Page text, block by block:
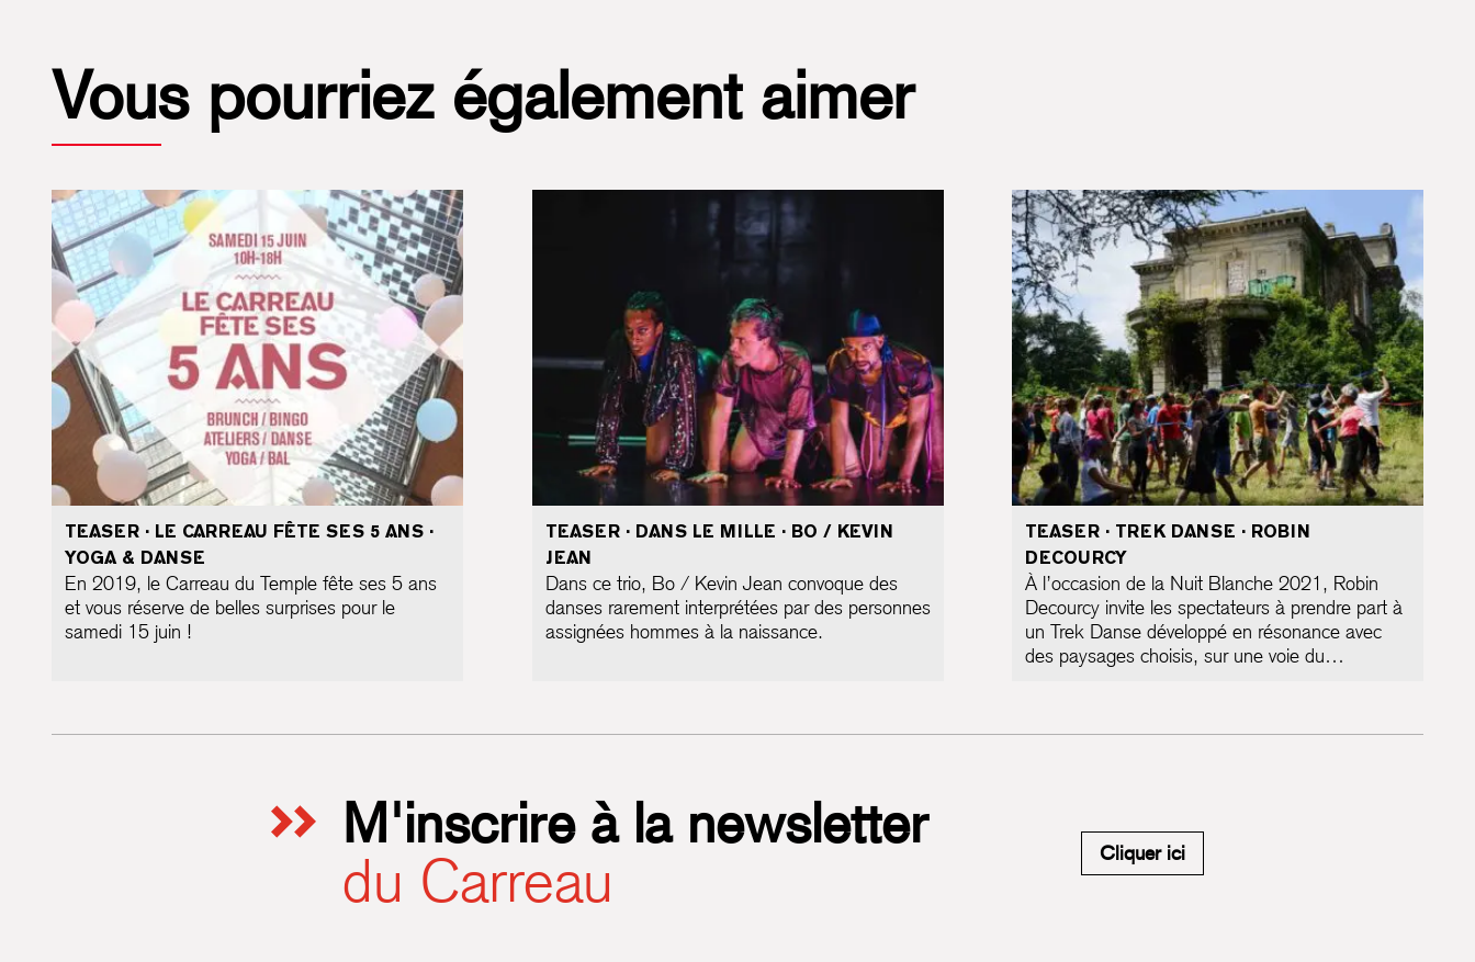
Vous pourriez également aimer
TEASER · LE CARREAU FÊTE SES 5 ANS ·
YOGA & DANSE
En 2019, le Carreau du Temple fête ses 5 ans
et vous réserve de belles surprises pour le
samedi 15 juin !
TEASER · DANS LE MILLE · BO / KEVIN
JEAN
Dans ce trio, Bo / Kevin Jean convoque des
danses rarement interprétées par des personnes
assignées hommes à la naissance.
TEASER · TREK DANSE · ROBIN
DECOURCY
À l’occasion de la Nuit Blanche 2021, Robin
Decourcy invite les spectateurs à prendre part à
un Trek Danse développé en résonance avec
des paysages choisis, sur une voie du…
M'inscrire à la newsletter
du Carreau Cliquer iciM'inscrire à la newsletter du